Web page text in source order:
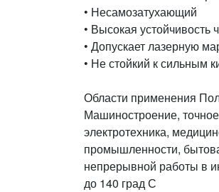
• Несамозатухающий
• Высокая
• Допускает лазерную
• Не стойкий к сильным
Области применения
Машиностроение,
электротехника,
промышленности,
непрерывной работы в
до 140 град С